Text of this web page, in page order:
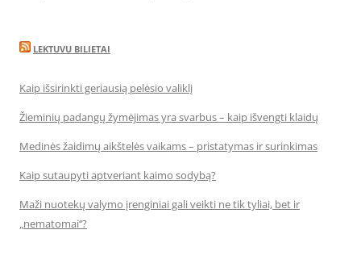
LEKTUVU BILIETAI
Kaip išsirinkti geriausią pelėsio valiklį
Žieminių padangų žymėjimas yra svarbus – kaip išvengti klaidų
Medinės žaidimų aikštelės vaikams – pristatymas ir surinkimas
Kaip sutaupyti aptveriant kaimo sodybą?
Maži nuotekų valymo įrenginiai gali veikti ne tik tyliai, bet ir
„nematomai‘‘?